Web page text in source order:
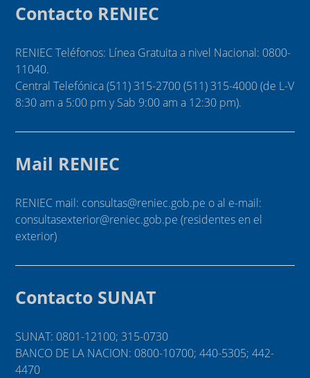
Contacto RENIEC
RENIEC Teléfonos: Línea Gratuita a nivel Nacional: 0800-
11040.
Central Telefónica (511) 315-2700 (511) 315-4000 (de L-V
8:30 am a 5:00 pm y Sab 9:00 am a 12:30 pm).
Mail RENIEC
RENIEC mail: consultas@reniec.gob.pe o al e-mail:
consultasexterior@reniec.gob.pe (residentes en el
exterior)
Contacto SUNAT
SUNAT: 0801-12100; 315-0730
BANCO DE LA NACION: 0800-10700; 440-5305; 442-
4470